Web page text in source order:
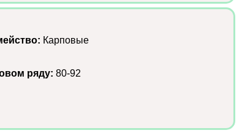
Карповые
ряду:80-92